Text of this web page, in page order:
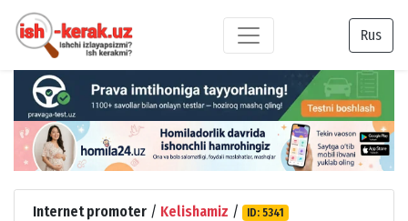
Rus
Internet promoter / Kelishamiz / ID: 5341